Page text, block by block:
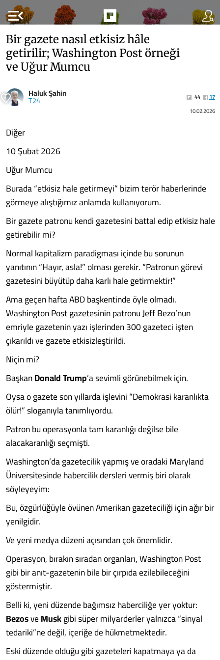
menu_open
Bir gazete nasıl etkisiz hâle
getirilir; Washington Post örneği
ve Uğur Mumcu
Haluk Şahin
T24 44
17
10.02.2026
Diğer
10 Şubat 2026
Uğur Mumcu
Burada “etkisiz hale getirmeyi” bizim terör haberlerinde
görmeye alıştığımız anlamda kullanıyorum.
Bir gazete patronu kendi gazetesini battal edip etkisiz hale
getirebilir mi?
Normal kapitalizm paradigması içinde bu sorunun
yanıtının “Hayır, asla!” olması gerekir. “Patronun görevi
gazetesini büyütüp daha karlı hale getirmektir!”
Ama geçen hafta ABD başkentinde öyle olmadı.
Washington Post gazetesinin patronu Jeff Bezo’nun
emriyle gazetenin yazı işlerinden 300 gazeteci işten
çıkarıldı ve gazete etkisizleştirildi.
Niçin mi?
BaşkanDonald Trump’a sevimli görünebilmek için.
Oysa o gazete son yıllarda işlevini “Demokrasi karanlıkta
ölür!” sloganıyla tanımlıyordu.
Patron bu operasyonla tam karanlığı değilse bile
alacakaranlığı seçmişti.
Washington’da gazetecilik yapmış ve oradaki Maryland
Üniversitesinde habercilik dersleri vermiş biri olarak
söyleyeyim:
Bu, özgürlüğüyle övünen Amerikan gazeteciliği için ağır bir
yenilgidir.
Ve yeni medya düzeni açısından çok önemlidir.
Operasyon, bırakın sıradan organları, Washington Post
gibi bir anıt-gazetenin bile bir çırpıda ezilebileceğini
göstermiştir.
Belli ki, yeni düzende bağımsız haberciliğe yer yoktur:
BezosveMuskgibi süper milyarderler yalnızca “sinyal
tedariki”ne değil, içeriğe de hükmetmektedir.
Eski düzende olduğu gibi gazeteleri kapatmaya ya da